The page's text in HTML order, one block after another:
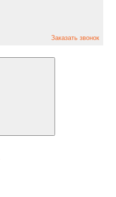
Заказать звонок